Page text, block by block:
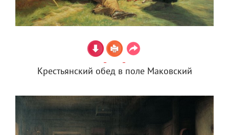
Крестьянский обед в поле Маковский